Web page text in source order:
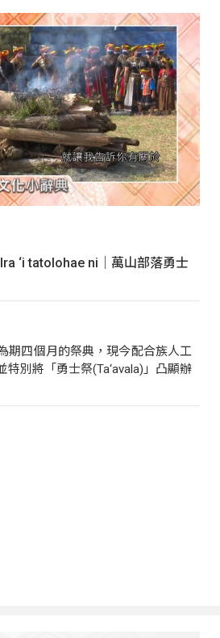
‘i tatolohae ni｜萬山部落勇士
期四個月的祭典，現今配合族人工
特別將「勇士祭(Ta‘avala)」凸顯辦